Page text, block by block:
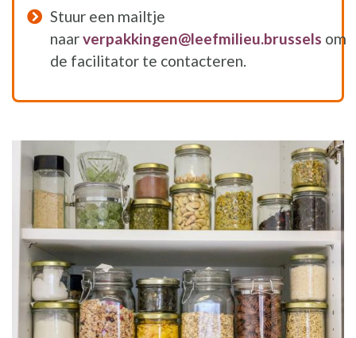
Stuur een mailtje
naarverpakkingen@leefmilieu.brussels om
de facilitator te contacteren.